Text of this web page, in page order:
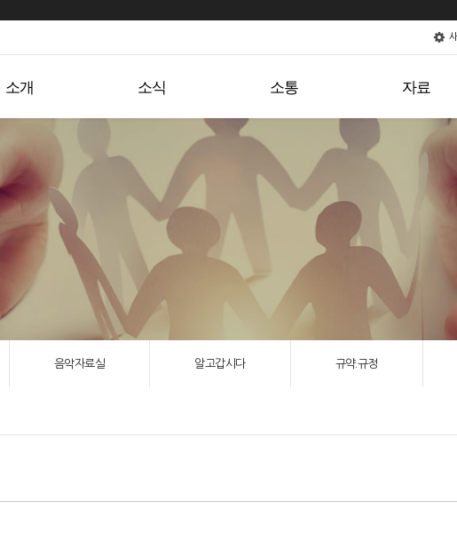
소개 소식 소통 자
음악자료실 알고갑시다 규약.규정